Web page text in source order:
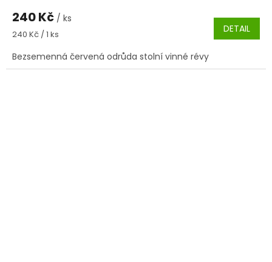
240 Kč / ks
Měrná
240 Kč / 1 ks DETAIL
Bezsemenná červená odrůda stolní vinné révy